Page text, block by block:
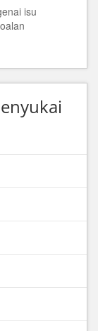
isu